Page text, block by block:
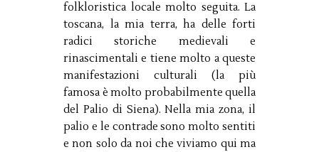
folkloristica locale molto seguita. La
toscana, la mia terra, ha delle forti
radici storiche medievali e
rinascimentali e tiene molto a queste
manifestazioni culturali (la più
famosa è molto probabilmente quella
del Palio di Siena). Nella mia zona, il
palio e le contrade sono molto sentiti
e non solo da noi che viviamo qui ma